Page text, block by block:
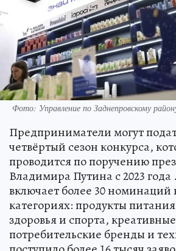
Фото: Управление по Заднепровскому
Предприниматели могут
четвёртый сезон конкурса,
проводится по поручению
Владимира Путина с 2023 года
включает более 30 номинаций
категориях: продукты
здоровья и спорта,
потребительские бренды и